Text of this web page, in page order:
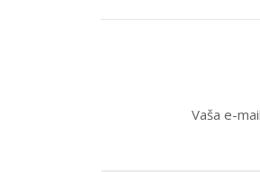
Vaša e-